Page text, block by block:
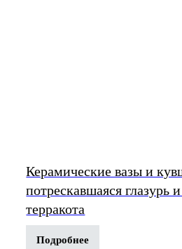
Керамические вазы и
потрескавшаяся глазурь
терракота
Подробнее